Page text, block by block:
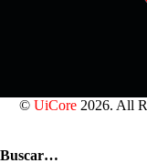
©UiCore 2026. All
Buscar…